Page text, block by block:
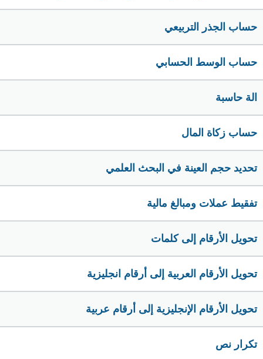
حساب الجذر التربيعي
حساب الوسط الحسابي
الة حاسبة
حساب زكاة المال
تحديد حجم العينة في البحث العلمي
تفقيط عملات ومبالغ مالية
تحويل الأرقام إلى كلمات
تحويل الأرقام العربية إلى أرقام انجليزية
تحويل الأرقام الإنجليزية إلى أرقام عربية
تكرار نص